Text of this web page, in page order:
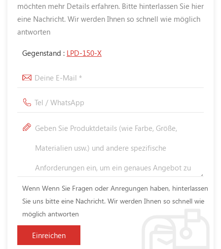
möchten mehr Details erfahren. Bitte hinterlassen Sie hier
eine Nachricht. Wir werden Ihnen so schnell wie möglich
antworten
Gegenstand : LPD-150-X
Wenn Wenn Sie Fragen oder Anregungen haben, hinterlassen
Sie uns bitte eine Nachricht. Wir werden Ihnen so schnell wie
möglich antworten